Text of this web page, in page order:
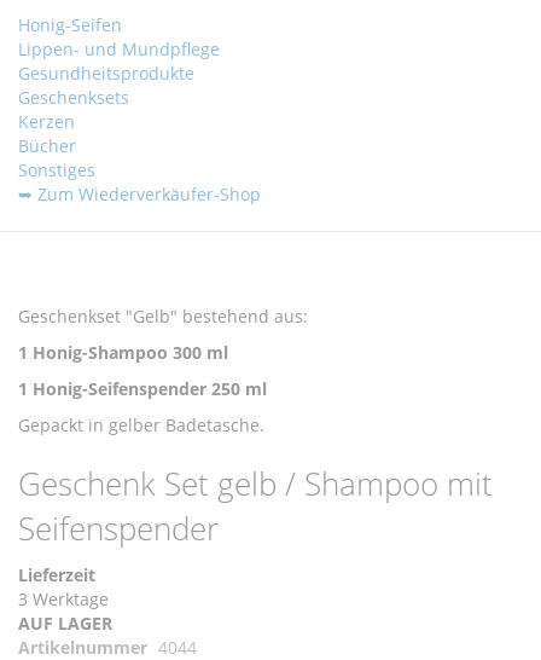
Honig-Seifen
Lippen- und Mundpflege
Gesundheitsprodukte
Geschenksets
Kerzen
Bücher
Sonstiges
➥ Zum Wiederverkäufer-Shop
Geschenkset "Gelb" bestehend aus:
1 Honig-Shampoo 300 ml
1 Honig-Seifenspender 250 ml
Gepackt in gelber Badetasche.
Geschenk Set gelb / Shampoo mit
Seifenspender
Lieferzeit
3 Werktage
AUF LAGER
Artikelnummer 4044
Ende
Bildergalerie
springen
Anfang
Bildergalerie
springen